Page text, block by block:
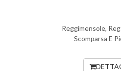
Reggimensole,
Scomparsa E